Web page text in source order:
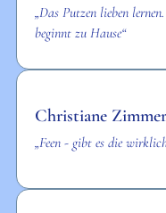
„Das Putzen lieben
beginnt zu Hause“
Christiane
„Feen - gibt es die